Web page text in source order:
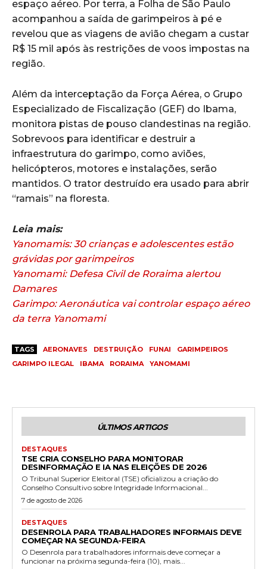
espaço aéreo. Por terra, a Folha de São Paulo
acompanhou a saída de garimpeiros à pé e
revelou que as viagens de avião chegam a custar
R$ 15 mil após às restrições de voos impostas na
região.
Além da interceptação da Força Aérea, o Grupo
Especializado de Fiscalização (GEF) do Ibama,
monitora pistas de pouso clandestinas na região.
Sobrevoos para identificar e destruir a
infraestrutura do garimpo, como aviões,
helicópteros, motores e instalações, serão
mantidos. O trator destruído era usado para abrir
“ramais” na floresta.
Leia mais:
Yanomamis: 30 crianças e adolescentes estão
grávidas por garimpeiros
Yanomami: Defesa Civil de Roraima alertou
Damares
Garimpo: Aeronáutica vai controlar espaço aéreo
da terra Yanomami
TAGS AERONAVES DESTRUIÇÃO FUNAI
GARIMPEIROS
GARIMPO ILEGAL
IBAMA RORAIMA YANOMAMI
ÚLTIMOS ARTIGOS
DESTAQUES
TSE CRIA CONSELHO PARA MONITORAR
DESINFORMAÇÃO E IA NAS ELEIÇÕES DE 2026
O Tribunal Superior Eleitoral (TSE) oficializou a criação do
Conselho Consultivo sobre Integridade Informacional...
7 de agosto de 2026
DESTAQUES
DESENROLA PARA TRABALHADORES INFORMAIS DEVE
COMEÇAR NA SEGUNDA-FEIRA
O Desenrola para trabalhadores informais deve começar a
funcionar na próxima segunda-feira (10), mais...